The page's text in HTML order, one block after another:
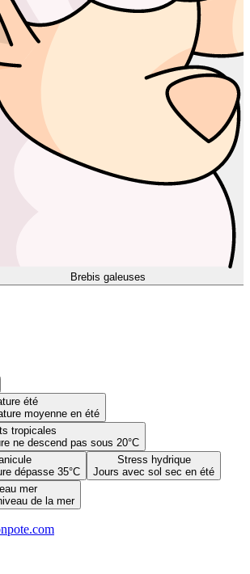
Brebis galeuses
été
moyenne en été
tropicales
ne descend pas sous 20°C
dépasse 35°C
Stress hydrique
Jours avec sol sec en été
mer
de la mer